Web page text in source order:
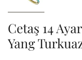
Cetaş 14
Yang